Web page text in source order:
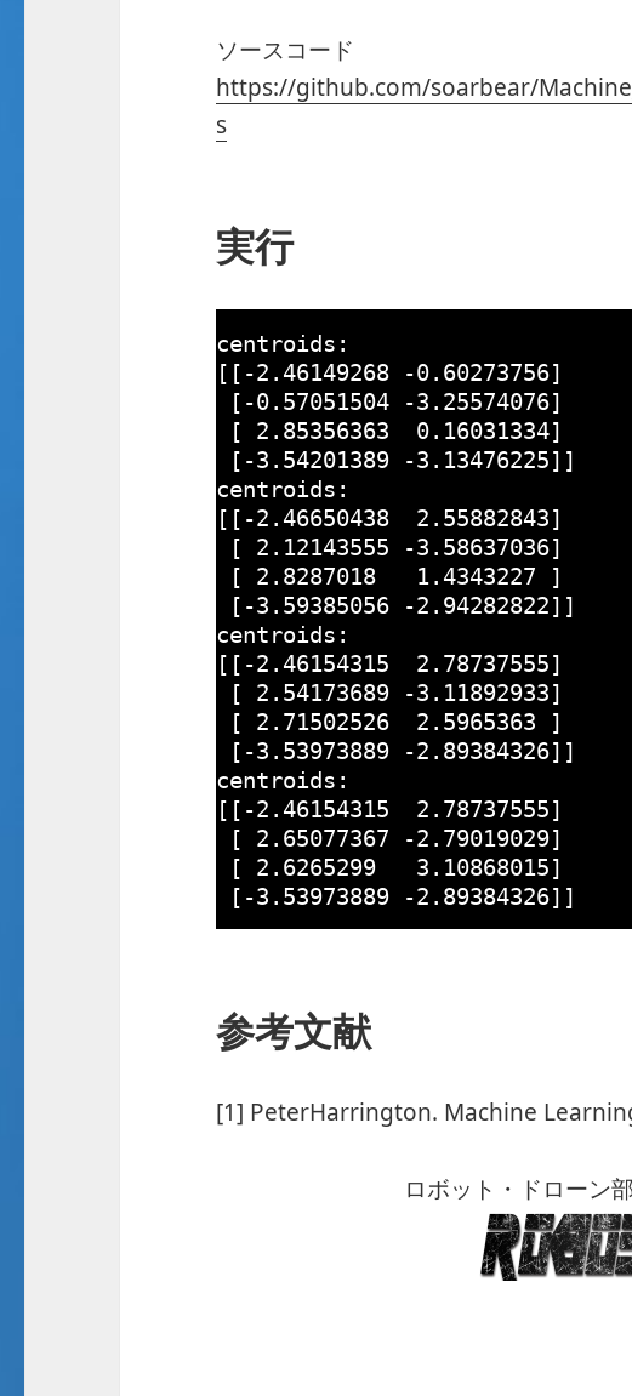
ソースコード
https://github.com/soarbear/
s
実行
centroids:
[[-2.46149268 -0.60273756]
[-0.57051504 -3.25574076]
[ 2.85356363 0.16031334]
[-3.54201389 -3.13476225]]
centroids:
[[-2.46650438 2.55882843]
[ 2.12143555 -3.58637036]
[ 2.8287018 1.4343227
]
[-3.59385056 -2.94282822]]
centroids:
[[-2.46154315 2.78737555]
[ 2.54173689 -3.11892933]
[ 2.71502526 2.5965363
]
[-3.53973889 -2.89384326]]
centroids:
[[-2.46154315 2.78737555]
[ 2.65077367 -2.79019029]
[ 2.6265299 3.10868015]
[-3.53973889 -2.89384326]]
参考文献
[1] PeterHarrington. Machine
ロボット・ドローン